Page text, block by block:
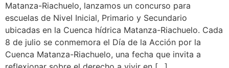
Matanza-Riachuelo, lanzamos un concurso para
escuelas de Nivel Inicial, Primario y Secundario
ubicadas en la Cuenca hídrica Matanza-Riachuelo. Cada
8 de julio se conmemora el Día de la Acción por la
Cuenca Matanza-Riachuelo, una fecha que invita a